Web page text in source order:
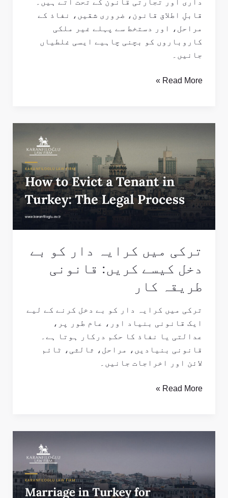
قابلِ اطلاق قانون، ضروری شقیں، نفاذ کے
مراحل، اور دستخط سے پہلے غیر ملکی
کاروباروں کو بچنی چاہیے ایسی غلطیاں
جانیں۔
Read More »
ترکی میں کرایہ دار کو بے
دخل کیسے کریں: قانونی
طریقہ کار
ترکی میں کرایہ دار کو بے دخل کرنے کے لیے
ایک قانونی بنیاد اور، عام طور پر،
عدالتی یا نفاذ کا حکم درکار ہوتا ہے۔
قانونی بنیادیں، مراحل، ثالثی، ٹائم
لائن اور اخراجات جانیں۔
دار
کو
بے
دخل
قانونی
کار
Read More »
لیے
ترکی